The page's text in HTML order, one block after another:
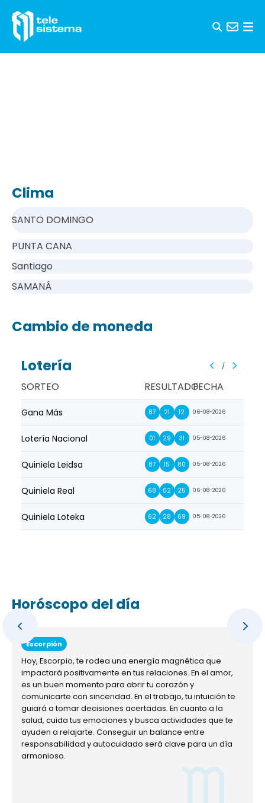
Clima
SANTO DOMINGO
PUNTA CANA
Santiago
SAMANÁ
Cambio de moneda
Lotería /
SORTEO RESULTADOFECHA
Gana Más 87 21 12 06-08-2026
Lotería Nacional 01 29 31 05-08-2026
Quiniela Leidsa 87 15 80 05-08-2026
Quiniela Real 68 62 25 06-08-2026
Quiniela Loteka 62 28 69 05-08-2026
Horóscopo del día
Escorpión
Hoy, Escorpio, te rodea una energía magnética que
impactará positivamente en tus relaciones. En el amor,
es un buen momento para abrir tu corazón y
comunicarte con sinceridad. En el trabajo, tu intuición te
guiará a tomar decisiones acertadas. En cuanto a la
salud, cuida tus emociones y busca actividades que te
ayuden a relajarte. Conseguir un balance entre
responsabilidad y autocuidado será clave para un día
armonioso.